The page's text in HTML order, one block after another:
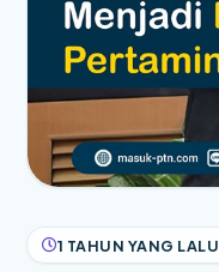
1 TAHUN YANG LALU